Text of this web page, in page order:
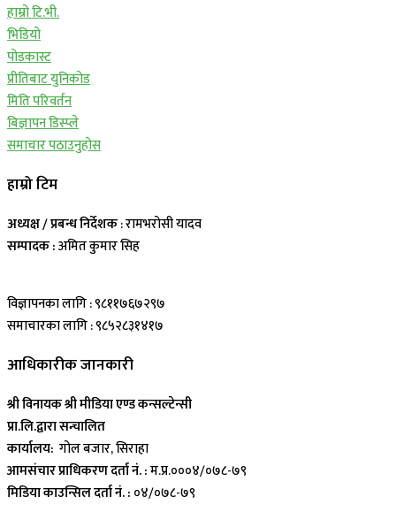
हाम्रो टि.भी.
भिडियो
पोडकास्ट
प्रीतिबाट युनिकोड
मिति परिवर्तन
बिज्ञापन डिस्प्ले
समाचार पठाउनुहोस
हाम्रो टिम
अध्यक्ष / प्रबन्ध निर्देशक: रामभरोसी यादव
सम्पादक :अमित कुमार सिह
विज्ञापनका लागि : ९८११७६७२९७
समाचारका लागि : ९८५२८३१४१७
आधिकारीक जानकारी
श्री विनायक श्री मीडिया एण्ड कन्सल्टेन्सी
प्रा.लि.द्वारा सन्चालित
कार्यालय: गोल बजार, सिराहा
आमसंचार प्राधिकरण दर्ता नं. :म.प्र.०००४/०७८-७९
मिडिया काउन्सिल दर्ता नं. : ०४/०७८-७९